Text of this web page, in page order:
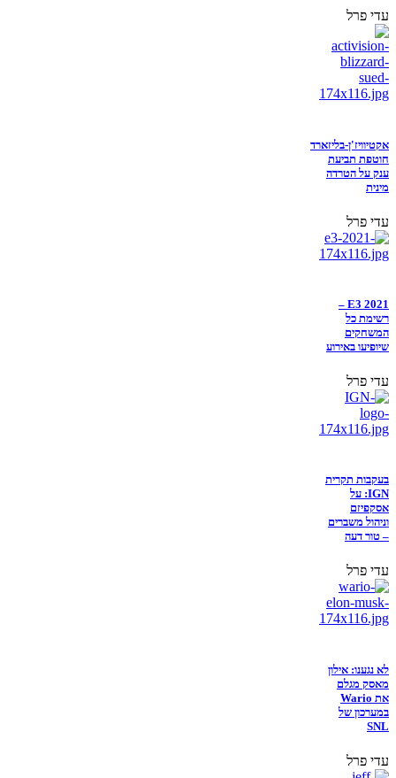
עדי פרל
אקטיוויז'ן-בליזארד
חוטפת תביעת
ענק על הטרדה
מינית
עדי פרל
E3 2021 –
רשימת כל
המשחקים
שיופיעו באירוע
עדי פרל
בעקבות תקרית
IGN: על
אסקפיזם
וניהול משברים
– טור דעה
עדי פרל
לא נגענו: אילון
מאסק מגלם
את Wario
במערכון של
SNL
עדי פרל